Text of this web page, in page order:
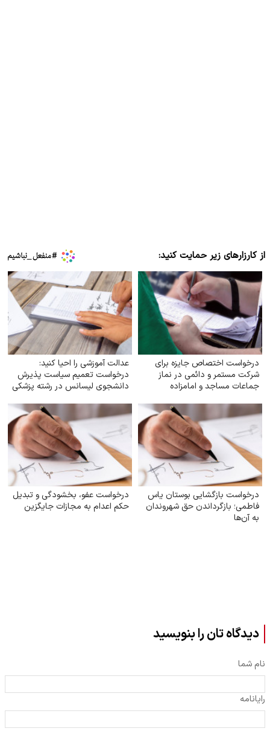
از کارزارهای زیر حمایت کنید:
درخواست اختصاص جایزه برای
شرکت مستمر و دائمی در نماز
جماعات مساجد و امامزاده
عدالت آموزشی را احیا کنید:
درخواست تعمیم سیاست پذیرش
دانشجوی لیسانس در رشته پزشکی
تیپ یک کشور
درخواست بازگشایی بوستان یاس
فاطمی؛ بازگرداندن حق شهروندان
به آن‌ها
درخواست عفو، بخشودگی و تبدیل
حکم اعدام به مجازات جایگزین
دیدگاه تان را بنویسید
نام شما
رایانامه